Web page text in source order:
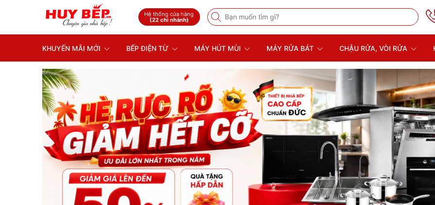
Hệ thống cửa hàng
(22 chi nhánh)
KHUYẾN MÃI MỚI BẾP ĐIỆN TỪ MÁY HÚT MÙI MÁY RỬA BÁT CHẬU RỬA, VÒI RỬA